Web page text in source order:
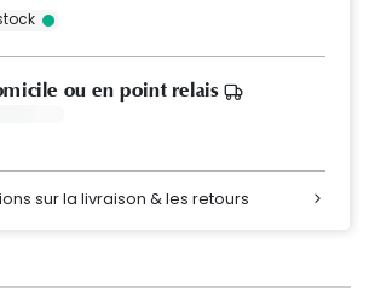
ou en point relais
sur la livraison & les retours